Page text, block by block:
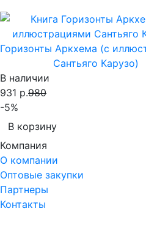
Горизонты Аркхема (с
Сантьяго Карузо)
В наличии
931 р.980
-5%
В корзину
Компания
О компании
Оптовые закупки
Партнеры
Контакты